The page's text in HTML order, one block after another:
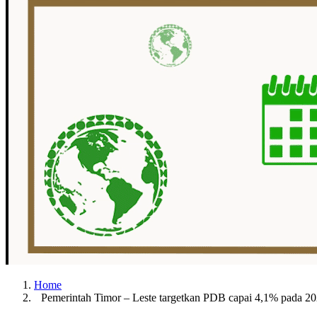
Home
Pemerintah Timor – Leste targetkan PDB capai 4,1% pada